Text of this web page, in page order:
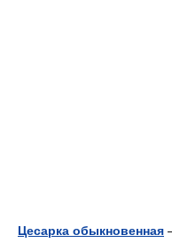
Цесарка обыкновенная